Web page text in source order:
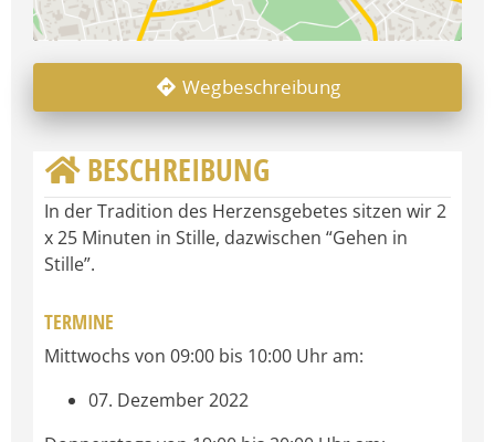
Wegbeschreibung
BESCHREIBUNG
In der Tradition des Herzensgebetes sitzen wir 2
x 25 Minuten in Stille, dazwischen “Gehen in
Stille”.
TERMINE
Mittwochs von 09:00 bis 10:00 Uhr am:
07. Dezember 2022